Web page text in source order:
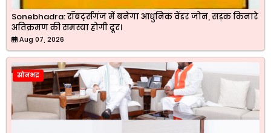
Sonebhadra: रॉबर्ट्सगंज में बनेगा आधुनिक वेंडर जोन, सड़क किनारे
अतिक्रमण की समस्या होगी दूर।
Aug 07, 2026
सोनभद्र